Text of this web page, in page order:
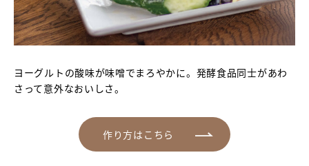
ヨーグルトの酸味が味噌でまろやかに。発酵食品同士があわ
さって意外なおいしさ。
作り方はこちら